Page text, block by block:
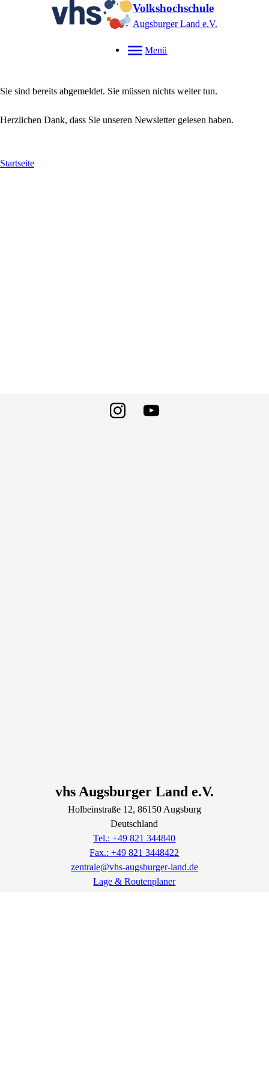
Volkshochschule
Augsburger Land e.V.
Menü
Sie sind bereits abgemeldet. Sie müssen nichts weiter tun.
Herzlichen Dank, dass Sie unseren Newsletter gelesen haben.
Startseite
vhs Augsburger Land e.V.
Holbeinstraße12, 86150 Augsburg
Deutschland
Tel.: +49 821 344840
Fax.: +49 821 3448422
zentrale@vhs-augsburger-land.de
Lage & Routenplaner